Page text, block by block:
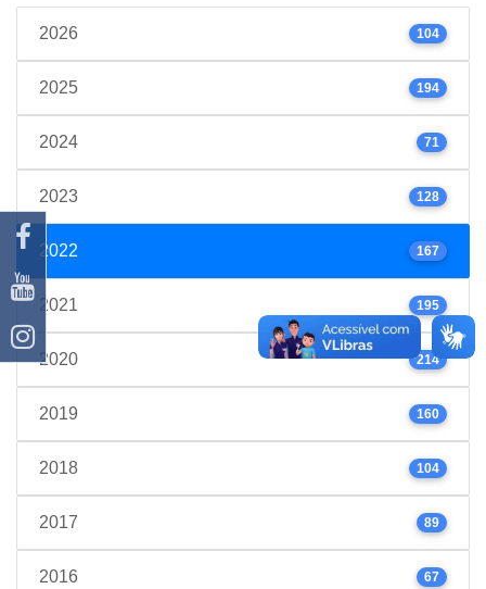
2026 104
2025 194
2024 71
2023 128
2022 167
2021 195
2020 214
2019 160
2018 104
2017 89
2016 67